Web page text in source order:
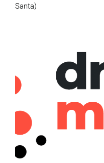
Santa)